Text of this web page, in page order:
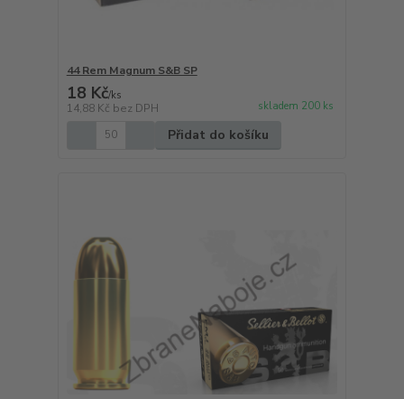
44 Rem Magnum S&B SP
18 Kč/ks
14,88 Kč bez DPH skladem 200 ks
Přidat do košíku